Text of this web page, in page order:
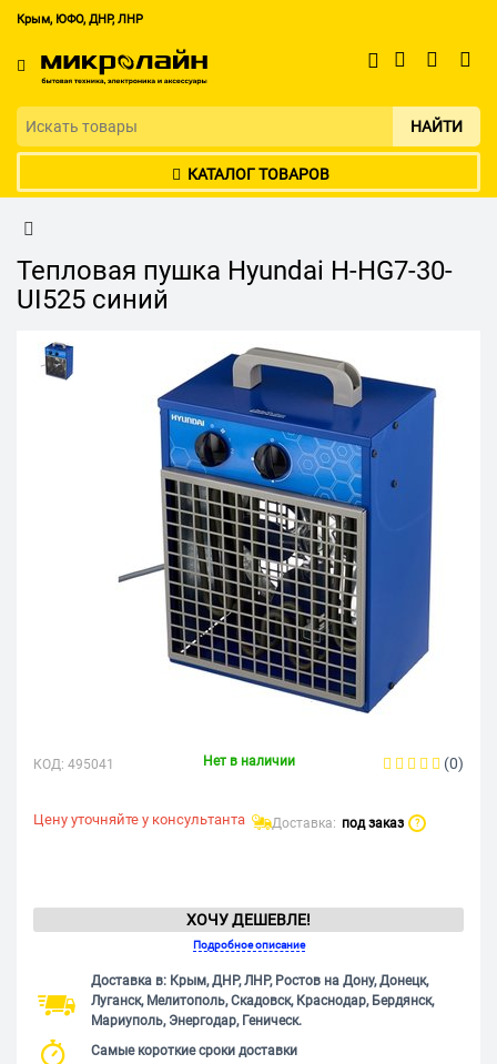
Крым, ЮФО, ДНР, ЛНР
НАЙТИ
КАТАЛОГ ТОВАРОВ
Тепловая пушка Hyundai H-HG7-30-
UI525 синий
КОД: 495041 Нет в наличии (0)
Цену уточняйте у консультанта Доставка: под заказ ?
ХОЧУ ДЕШЕВЛЕ!
Подробное описание
Доставка в: Крым, ДНР, ЛНР, Ростов на Дону, Донецк,
Луганск, Мелитополь, Скадовск, Краснодар, Бердянск,
Мариуполь, Энергодар, Геническ.
Самые короткие сроки доставки